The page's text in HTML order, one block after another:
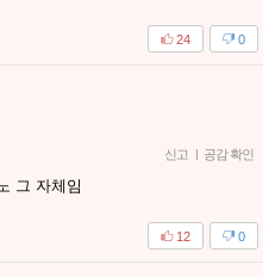
0
24
신고 | 공감 확인
그 자체임
0
12